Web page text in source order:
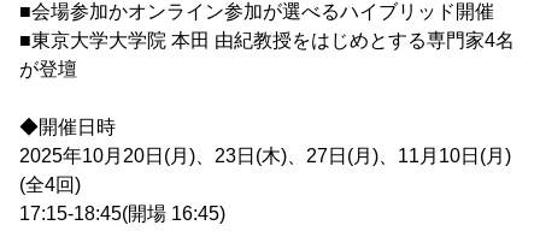
■会場参加かオンライン参加が選べるハイブリッド開催
■東京大学大学院 本田 由紀教授をはじめとする専門家4名
が登壇
◆開催日時
2025年10月20日(月)、23日(木)、27日(月)、11月10日(月)
(全4回)
17:15-18:45(開場 16:45)